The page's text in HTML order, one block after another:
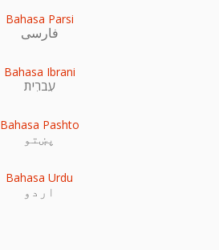
Bahasa Parsi
فارسی
Bahasa Ibrani
עִברִית
Bahasa Pashto
پښتو
Bahasa Urdu
اردو